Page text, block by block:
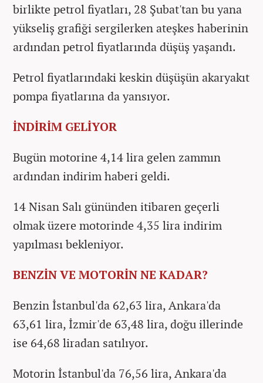
birlikte petrol fiyatları, 28 Şubat'tan bu yana
yükseliş grafiği sergilerken ateşkes haberinin
ardından petrol fiyatlarında düşüş yaşandı.
Petrol fiyatlarındaki keskin düşüşün akaryakıt
pompa fiyatlarına da yansıyor.
İNDİRİM GELİYOR
Bugün motorine 4,14 lira gelen zammın
ardından indirim haberi geldi.
14 Nisan Salı gününden itibaren geçerli
olmak üzere motorinde 4,35 lira indirim
yapılması bekleniyor.
BENZİN VE MOTORİN NE KADAR?
Benzin İstanbul'da 62,63 lira, Ankara'da
63,61 lira, İzmir'de 63,48 lira, doğu illerinde
ise 64,68 liradan satılıyor.
Motorin İstanbul'da 76,56 lira, Ankara'da